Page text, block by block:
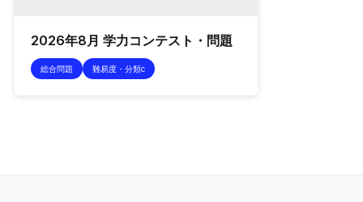
2026年8月 学力コンテスト・問題
総合問題 難易度・分類c